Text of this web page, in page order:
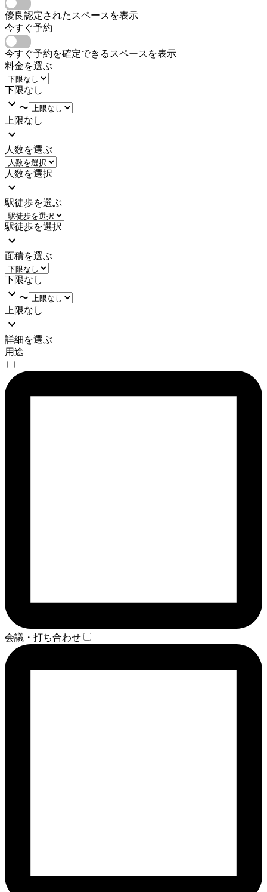
優良認定されたスペースを表示
今すぐ予約
今すぐ予約を確定できるスペースを表示
料金を選ぶ
下限なし
〜
上限なし
人数を選ぶ
人数を選択
駅徒歩を選ぶ
駅徒歩を選択
面積を選ぶ
下限なし
〜
上限なし
詳細を選ぶ
用途
会議・打ち合わせ